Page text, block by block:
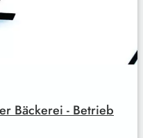
Bäckerei - Betrieb